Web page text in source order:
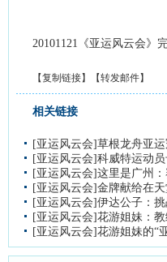
20101121《亚运风云会》
【复制链接】【转发邮件】
相关链接
[亚运风云会]草根龙舟亚
[亚运风云会]科威特运动
[亚运风云会]这里是广州
[亚运风云会]金牌献给在
[亚运风云会]伊达公子：
[亚运风云会]花游姐妹：
[亚运风云会]花游姐妹的“